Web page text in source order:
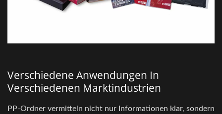
Verschiedene Anwendungen In
Verschiedenen Marktindustrien
PP-Ordner vermitteln nicht nur Informationen klar, sondern